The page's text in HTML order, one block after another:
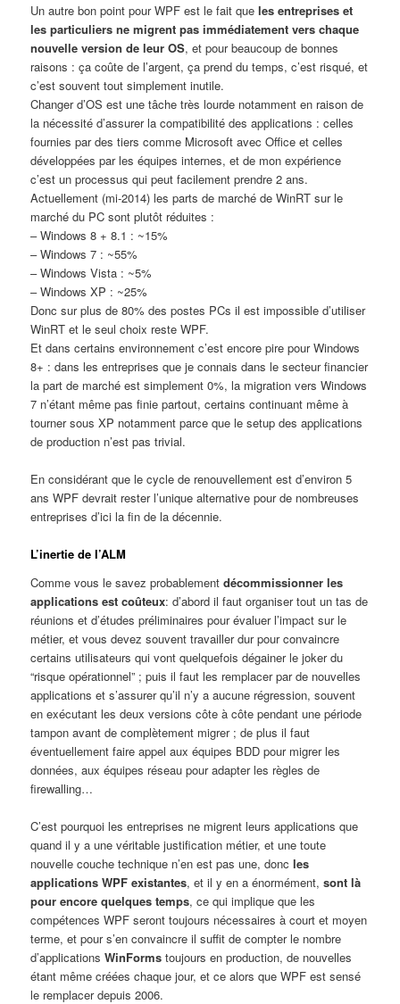
Un autre bon point pour WPF est le fait queles entreprises et
les particuliers ne migrent pas immédiatement vers chaque
nouvelle version de leur OS, et pour beaucoup de bonnes
raisons : ça coûte de l’argent, ça prend du temps, c’est risqué, et
c’est souvent tout simplement inutile.
Changer d’OS est une tâche très lourde notamment en raison de
la nécessité d’assurer la compatibilité des applications : celles
fournies par des tiers comme Microsoft avec Office et celles
développées par les équipes internes, et de mon expérience
c’est un processus qui peut facilement prendre 2 ans.
Actuellement (mi-2014) les parts de marché de WinRT sur le
marché du PC sont plutôt réduites :
– Windows 8 + 8.1 : ~15%
– Windows 7 : ~55%
– Windows Vista : ~5%
– Windows XP : ~25%
Donc sur plus de 80% des postes PCs il est impossible d’utiliser
WinRT et le seul choix reste WPF.
Et dans certains environnement c’est encore pire pour Windows
8+ : dans les entreprises que je connais dans le secteur financier
la part de marché est simplement 0%, la migration vers Windows
7 n’étant même pas finie partout, certains continuant même à
tourner sous XP notamment parce que le setup des applications
de production n’est pas trivial.
En considérant que le cycle de renouvellement est d’environ 5
ans WPF devrait rester l’unique alternative pour de nombreuses
entreprises d’ici la fin de la décennie.
L’inertie de l’ALM
Comme vous le savez probablementdécommissionner les
applications est coûteux: d’abord il faut organiser tout un tas de
réunions et d’études préliminaires pour évaluer l’impact sur le
métier, et vous devez souvent travailler dur pour convaincre
certains utilisateurs qui vont quelquefois dégainer le joker du
“risque opérationnel” ; puis il faut les remplacer par de nouvelles
applications et s’assurer qu’il n’y a aucune régression, souvent
en exécutant les deux versions côte à côte pendant une période
tampon avant de complètement migrer ; de plus il faut
éventuellement faire appel aux équipes BDD pour migrer les
données, aux équipes réseau pour adapter les règles de
firewalling…
C’est pourquoi les entreprises ne migrent leurs applications que
quand il y a une véritable justification métier, et une toute
nouvelle couche technique n’en est pas une, doncles
applications WPF existantes, et il y en a énormément,sont là
pour encore quelques temps, ce qui implique que les
compétences WPF seront toujours nécessaires à court et moyen
terme, et pour s’en convaincre il suffit de compter le nombre
d’applicationsWinForms toujours en production, de nouvelles
étant même créées chaque jour, et ce alors que WPF est sensé
le remplacer depuis 2006.